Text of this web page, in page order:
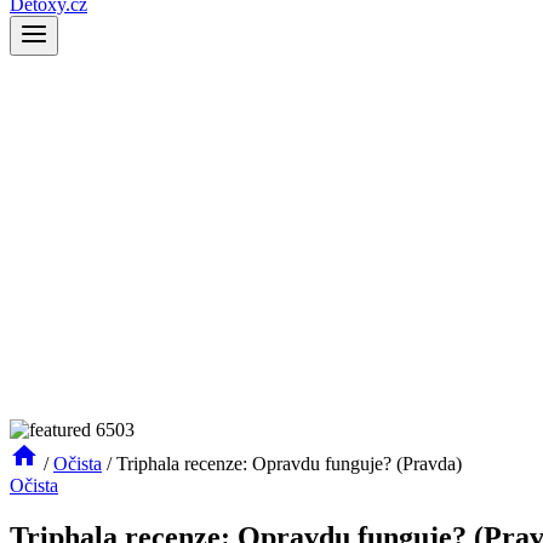
Detoxy.cz
/ Očista / Triphala recenze: Opravdu funguje? (Pravda)
Očista